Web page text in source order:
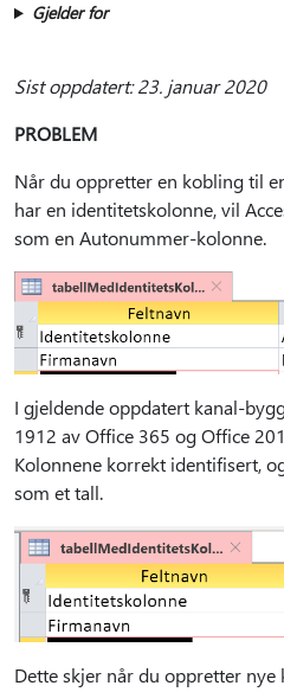
Gjelder for
Sist oppdatert: 23. januar 2020
PROBLEM
Når du oppretter en kobling til
har en identitetskolonne, vil
som en Autonummer-kolonne.
I gjeldende oppdatert kanal-
1912 av Office 365 og Office
Kolonnene korrekt identifisert,
som et tall.
Dette skjer når du oppretter